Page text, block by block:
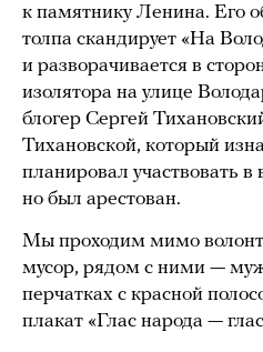
к памятнику Ленина. Его
толпа скандирует «На
и разворачивается в
изолятора на улице
блогер Сергей
Тихановской, который
планировал участвовать в
но был арестован.
Мы проходим мимо
мусор, рядом с ними —
перчатках с красной
плакат «Глас народа —